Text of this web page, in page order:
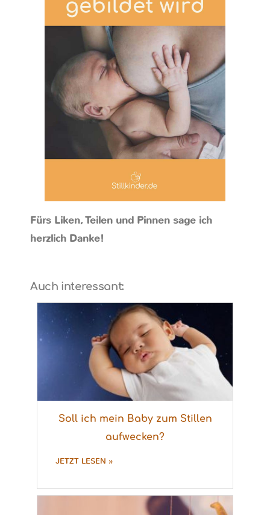
Fürs Liken, Teilen und Pinnen sage ich
herzlich Danke!
Auch interessant:
Soll ich mein Baby zum Stillen
aufwecken?
JETZT LESEN »